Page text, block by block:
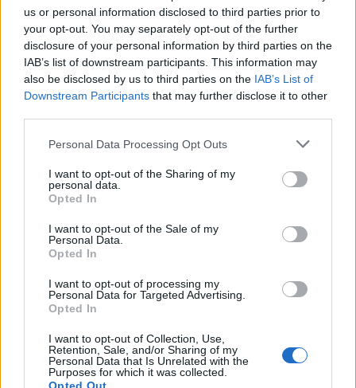
us or personal information disclosed to third parties prior to
your opt-out. You may separately opt-out of the further
disclosure of your personal information by third parties on the
IAB’s list of downstream participants. This information may
also be disclosed by us to third parties on the IAB’s List of
Downstream Participants that may further disclose it to other
Personal Data Processing Opt Outs
I want to opt-out of the Sharing of my
personal data.
Opted In
I want to opt-out of the Sale of my
Personal Data.
Opted In
I want to opt-out of processing my
Personal Data for Targeted Advertising.
Opted In
I want to opt-out of Collection, Use,
Retention, Sale, and/or Sharing of my
Personal Data that Is Unrelated with the
Purposes for which it was collected.
Daniele Goegan / 16.10.2021 23:59
SERIE C
Rugby: nasce il progetto Milano Sud
SERIE C
Daniele Goegan / 18.08.2021 00:02
1 2 3 4 5 6 →